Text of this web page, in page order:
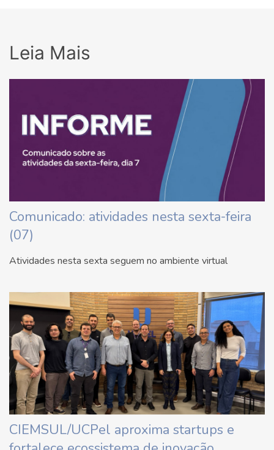
Leia Mais
Comunicado: atividades nesta sexta-feira
(07)
Atividades nesta sexta seguem no ambiente virtual
CIEMSUL/UCPel aproxima startups e